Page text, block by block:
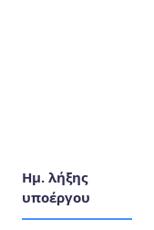
Ημ. λήξης
υποέργου